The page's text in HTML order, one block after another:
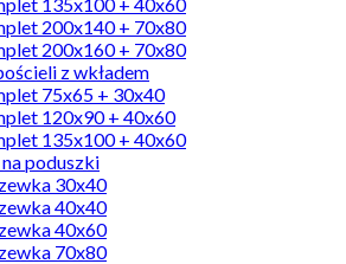
200x140 + 70x80
200x160 + 70x80
z wkładem
75x65 + 30x40
120x90 + 40x60
135x100 + 40x60
poduszki
30x40
40x40
40x60
70x80